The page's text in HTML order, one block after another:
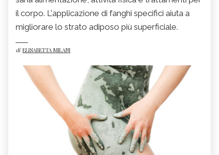
il corpo. L'applicazione di fanghi specifici aiuta a
migliorare lo strato adiposo più superficiale.
di ELISABETTA MILANI